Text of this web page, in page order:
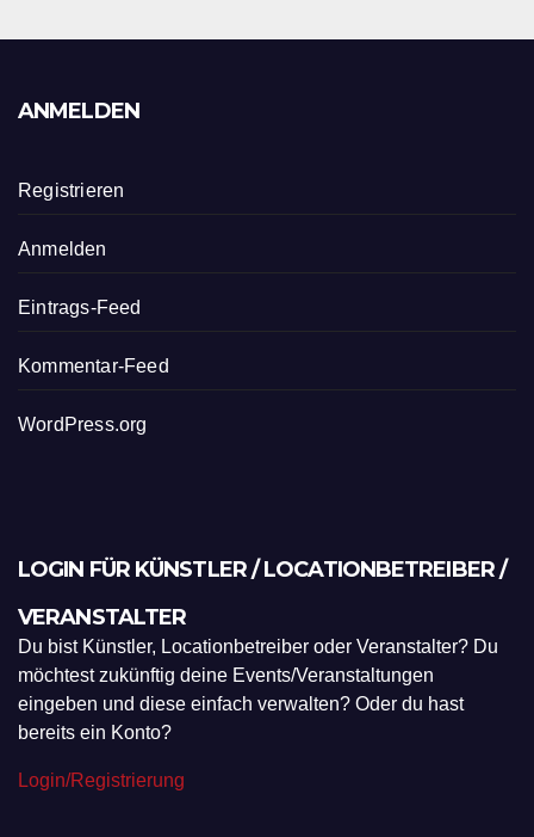
ANMELDEN
Registrieren
Anmelden
Eintrags-Feed
Kommentar-Feed
WordPress.org
LOGIN FÜR KÜNSTLER / LOCATIONBETREIBER /
VERANSTALTER
Du bist Künstler, Locationbetreiber oder Veranstalter? Du
möchtest zukünftig deine Events/Veranstaltungen
eingeben und diese einfach verwalten? Oder du hast
bereits ein Konto?
Login/Registrierung